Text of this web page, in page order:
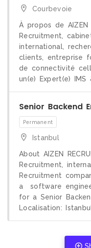
CDI
Courbevoie
À propos de AIZEN
Recruitment,
international,
clients, entreprise
de connectivité
un(e) Expert(e) IMS
Senior Backend
Istanbul
About AIZEN
Recruitment,
Recruitment
a software
for a Senior
Localisation: